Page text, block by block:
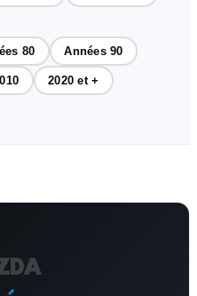
80 Années 90
2020 et +